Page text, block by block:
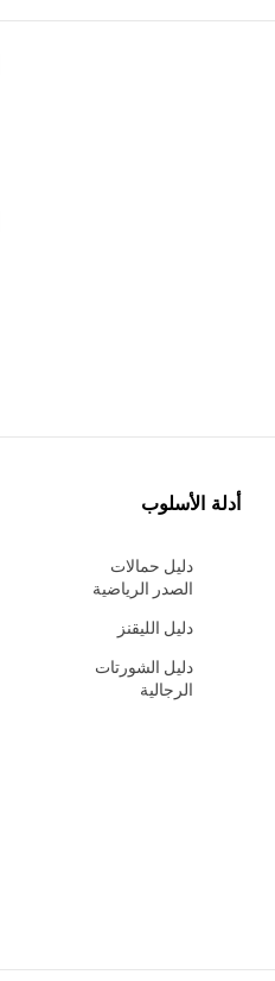
أدلة الأسلوب
دليل حمالات
الصدر الرياضية
دليل الليقنز
دليل الشورتات
الرجالية